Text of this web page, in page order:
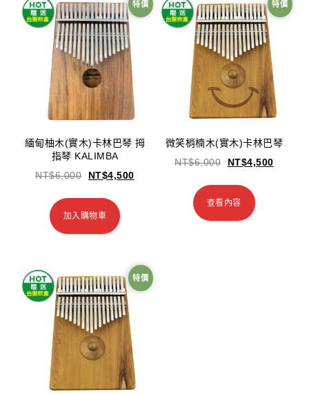
特價
緬甸柚木(實木)卡林巴琴 拇
指琴 KALIMBA
NT$6,000 NT$4,500
加入購物車
特價
微笑梢楠木(實木)卡林巴琴
NT$6,000 NT$4,500
查看內容
特價